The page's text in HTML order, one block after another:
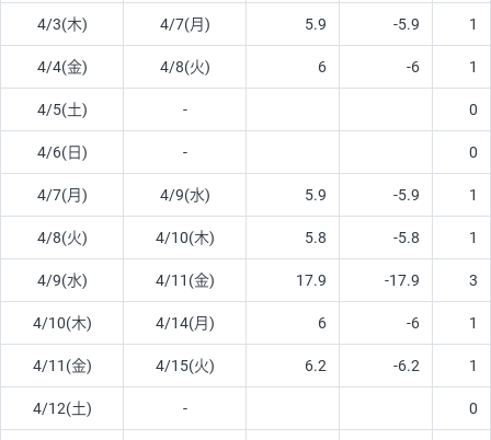
4/3(木) 4/7(月) 5.9 -5.9 1
4/4(金) 4/8(火) 6 -6 1
4/5(土) - 0
4/6(日) - 0
4/7(月) 4/9(水) 5.9 -5.9 1
4/8(火) 4/10(木) 5.8 -5.8 1
4/9(水) 4/11(金) 17.9 -17.9 3
4/10(木) 4/14(月) 6 -6 1
4/11(金) 4/15(火) 6.2 -6.2 1
4/12(土) - 0